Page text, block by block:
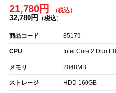
21,780円
32,780円
商品コード 85179
CPU Intel Core 2 Duo
メモリ 2048MB
ストレージ HDD 160GB